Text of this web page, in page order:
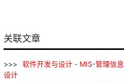
关联文章
软件开发与设计 - MIS-管理信息
设计